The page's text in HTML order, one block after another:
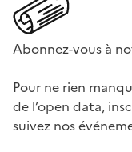
Abonnez-vous à
Pour ne rien
de l’open data,
suivez nos